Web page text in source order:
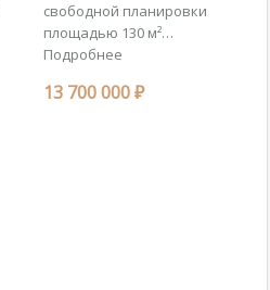
свободной планировки
площадью 130 м²…
Подробнее
13 700 000 ₽